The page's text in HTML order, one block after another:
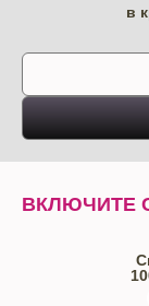
в
ВКЛЮЧИТЕ